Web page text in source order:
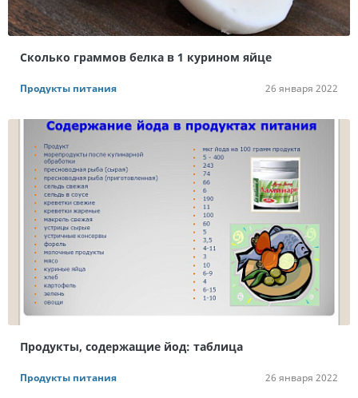
Сколько граммов белка в 1 курином яйце
Продукты питания 26 января 2022
Продукты, содержащие йод: таблица
Продукты питания 26 января 2022